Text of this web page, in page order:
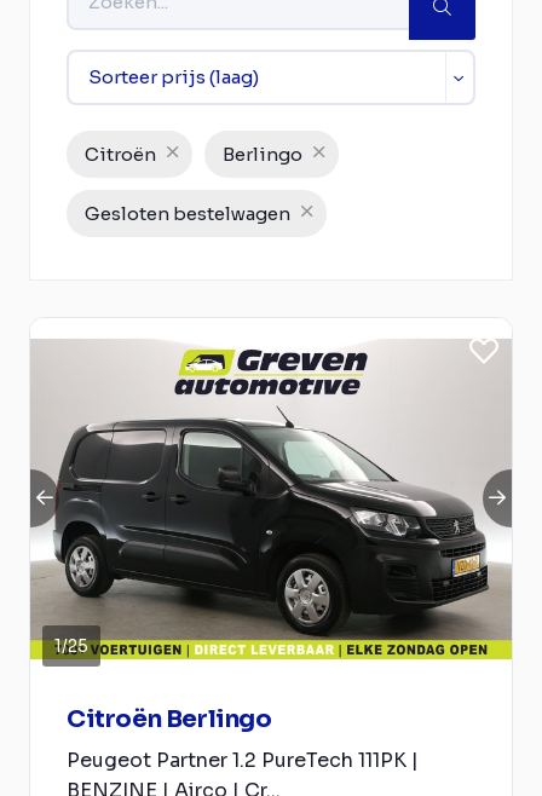
Citroën Berlingo
Gesloten bestelwagen
1/25
Citroën Berlingo
Peugeot Partner 1.2 PureTech 111PK |
BENZINE | Airco | Cr...